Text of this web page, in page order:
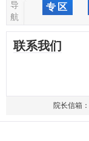
导
航
专区
联系我们
院长信箱：